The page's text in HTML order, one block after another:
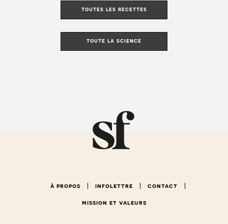
toutes les recettes
toute la science
à propos infolettre contact
mission et valeurs